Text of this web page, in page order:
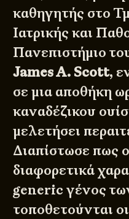
καθηγητής στο
Ιατρικής και
Πανεπιστήμιο
James A. Scott,
σε μια αποθήκη
καναδέζικου
μελετήσει
Διαπίστωσε πως
διαφορετικά
generic γένος
τοποθετούνται